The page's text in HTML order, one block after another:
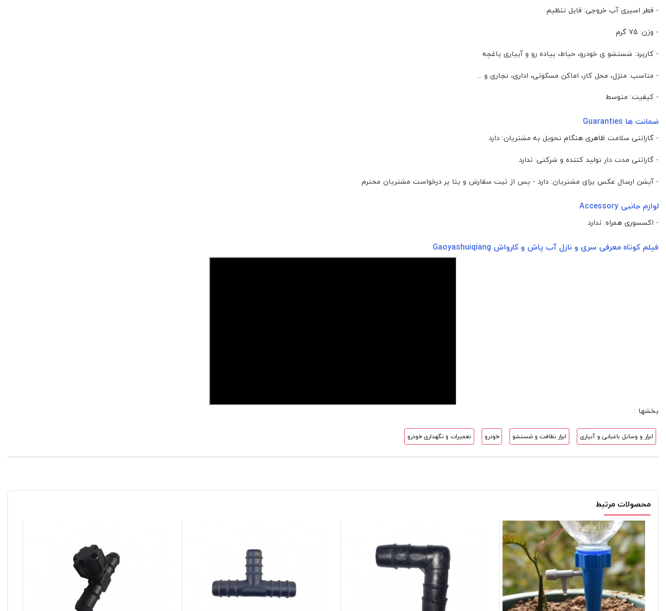
- قطر اسپری آب خروجی: قابل تنظیم
- وزن: 75 گرم
- کاربرد: شستشو ی خودرو، حیاط، پیاده رو و آبیاری باغچه
- مناسب: منزل، محل کار، اماکن مسکونی، اداری، تجاری و ...
- کیفیت: متوسط
ضمانت ها Guaranties
- گارانتی سلامت ظاهری هنگام تحویل به مشتریان: دارد
- گارانتی مدت دار تولید کننده و شرکتی: ندارد
- آپشن ارسال عکس برای مشتریان: دارد - پس از ثبت سفارش و بنا بر درخواست مشتریان محترم
لوازم جانبی Accessory
- اکسسوری همراه: ندارد
فیلم کوتاه معرفی سری و نازل آب پاش و کارواش Gaoyashuiqiang
بخشها :
ابزار و وسایل باغبانی و آبیاری ابزار نظافت و شستشو خودرو تعمیرات و نگهداری خودرو
محصولات مرتبط